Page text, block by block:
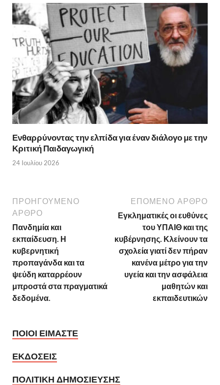
Ενθαρρύνοντας την ελπίδα για έναν διάλογο με την
Κριτική Παιδαγωγική
24 Ιουλίου 2026
ΠΡΟΗΓΟΥΜΕΝΟ
ΑΡΘΡΟ
Πανδημία και
εκπαίδευση. Η
κυβερνητική
προπαγάνδα και τα
ψεύδη καταρρέουν
μπροστά στα πραγματικά
δεδομένα.
ΕΠΟΜΕΝΟ ΑΡΘΡΟ
Εγκληματικές οι ευθύνες
του ΥΠΑΙΘ και της
κυβέρνησης. Κλείνουν τα
σχολεία γιατί δεν πήραν
κανένα μέτρο για την
υγεία και την ασφάλεια
μαθητών και
εκπαιδευτικών
ΠΟΙΟΙ ΕΙΜΑΣΤΕ
ΕΚΔΟΣΕΙΣ
ΠΟΛΙΤΙΚΗ ΔΗΜΟΣΙΕΥΣΗΣ